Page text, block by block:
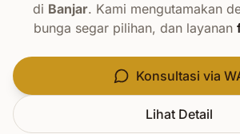
di Banjar. Kami mengutamakan
bunga segar pilihan, dan layanan
Konsultasi via
Lihat Detail